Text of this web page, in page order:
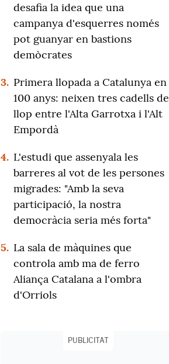
desafia la idea que una
campanya d'esquerres només
pot guanyar en bastions
demòcrates
3. Primera llopada a Catalunya en
100 anys: neixen tres cadells de
llop entre l'Alta Garrotxa i l'Alt
Empordà
4. L'estudi que assenyala les
barreres al vot de les persones
migrades: "Amb la seva
participació, la nostra
democràcia seria més forta"
5. La sala de màquines que
controla amb ma de ferro
Aliança Catalana a l'ombra
d'Orriols
PUBLICITAT